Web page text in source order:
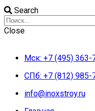
Search
Close
Мск: +7 (495) 363-
СПб: +7 (812) 985-
info@inoxstroy.ru